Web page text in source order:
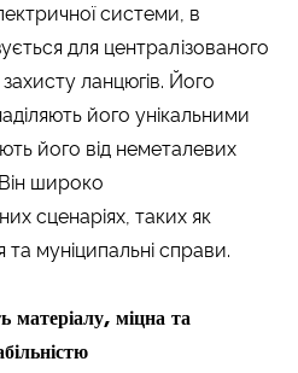
системи, в
для централізованого
ланцюгів. Його
його унікальними
його від неметалевих
широко
сценаріях, таких як
та муніципальні справи.
матеріалу, міцна та